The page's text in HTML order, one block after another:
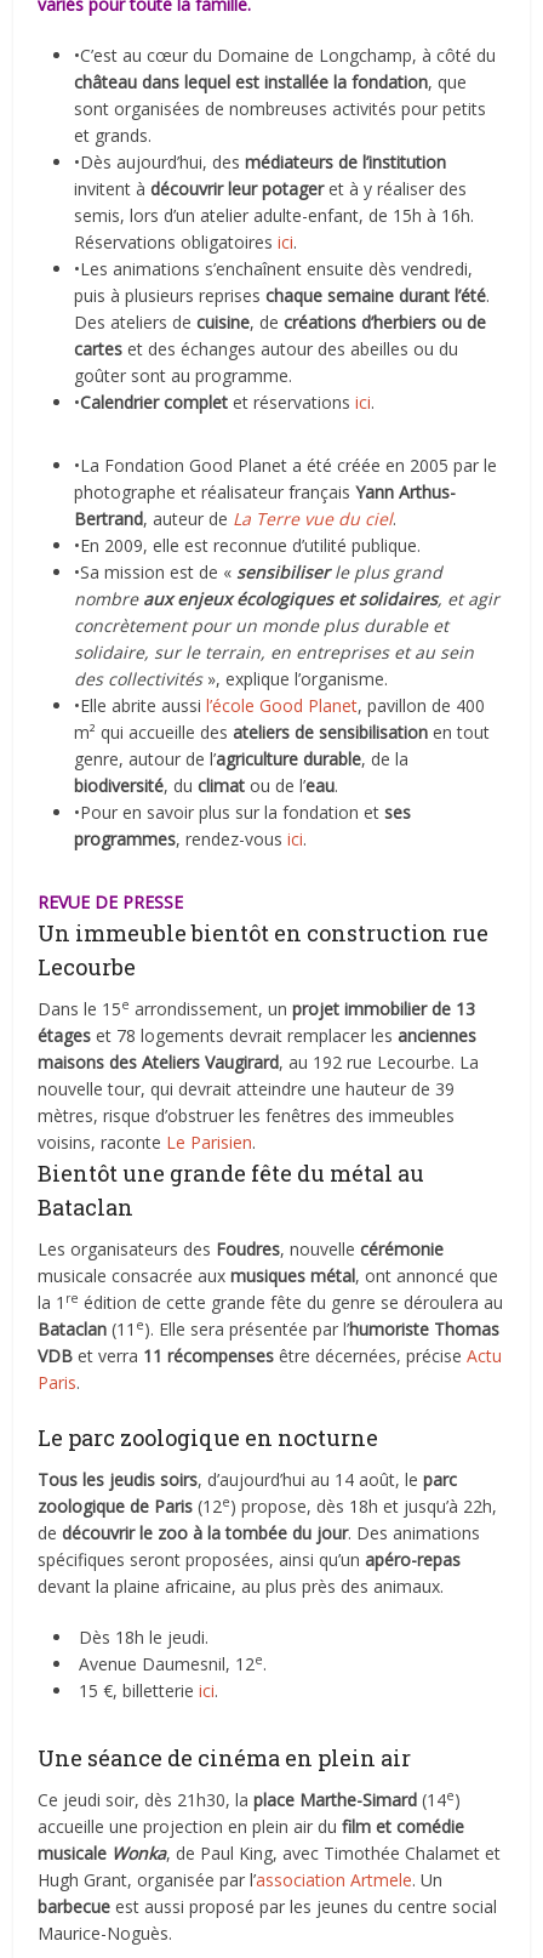
variés pour toute la famille.
•C’est au cœur du Domaine de Longchamp, à côté du
château dans lequel est installée la fondation, que
sont organisées de nombreuses activités pour petits
et grands.
•Dès aujourd’hui, desmédiateurs de l’institution
invitent àdécouvrir leur potageret à y réaliser des
semis, lors d’un atelier adulte-enfant, de 15h à 16h.
Réservations obligatoiresici.
•Les animations s’enchaînent ensuite dès vendredi,
puis à plusieurs repriseschaque semaine durant l’été.
Des ateliers decuisine, de créations d’herbiers ou de
cartes et des échanges autour des abeilles ou du
goûter sont au programme.
•Calendrier complet et réservationsici.
•La Fondation Good Planet a été créée en 2005 par le
photographe et réalisateur français Yann Arthus-
Bertrand, auteur de La Terre vue du ciel.
•En 2009, elle est reconnue d’utilité publique.
•Sa mission est de « sensibiliserle plus grand
nombre aux enjeux écologiques et solidaires, et agir
concrètement pour un monde plus durable et
solidaire, sur le terrain, en entreprises et au sein
des collectivités», explique l’organisme.
•Elle abrite aussil’école Good Planet, pavillon de 400
m² qui accueille desateliers de sensibilisation en tout
genre, autour de l’agriculture durable, de la
biodiversité, duclimat ou de l’eau.
•Pour en savoir plus sur la fondation etses
programmes, rendez-vousici.
REVUE DE PRESSE
Un immeuble bientôt en construction rue
Lecourbe
Dans le 15e arrondissement, unprojet immobilier de 13
étageset 78 logements devrait remplacer lesanciennes
maisons des Ateliers Vaugirard, au 192 rue Lecourbe. La
nouvelle tour, qui devrait atteindre une hauteur de 39
mètres, risque d’obstruer les fenêtres des immeubles
voisins, raconte Le Parisien.
Bientôt une grande fête du métal au
Bataclan
Les organisateurs des Foudres, nouvellecérémonie
musicale consacrée auxmusiques métal, ont annoncé que
la 1 re édition de cette grande fête du genre se déroulera au
Bataclan (11 e). Elle sera présentée par l’humoriste Thomas
VDB et verra 11 récompensesêtre décernées, préciseActu
Paris.
Le parc zoologique en nocturne
Tous les jeudis soirs, d’aujourd’hui au 14 août, leparc
zoologique de Paris(12e) propose, dès 18h et jusqu’à 22h,
dedécouvrir le zoo à la tombée du jour. Des animations
spécifiques seront proposées, ainsi qu’unapéro-repas
devant la plaine africaine, au plus près des animaux.
Dès 18h le jeudi.
Avenue Daumesnil, 12e.
15 €, billetterieici.
Une séance de cinéma en plein air
Ce jeudi soir, dès 21h30, laplace Marthe-Simard(14e)
accueille une projection en plein air dufilm et comédie
musicale Wonka, de Paul King, avec Timothée Chalamet et
Hugh Grant, organisée par l’association Artmele. Un
barbecue est aussi proposé par les jeunes du centre social
Maurice-Noguès.